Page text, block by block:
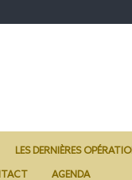
LES DERNIÈRES
AGENDA